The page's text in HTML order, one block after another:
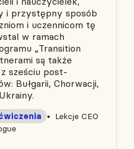
i przystępny sposób
i uczennicom tę
w ramach
„Transition
są także
sześciu post-
Bułgarii, Chorwacji,
Lekcje CEO